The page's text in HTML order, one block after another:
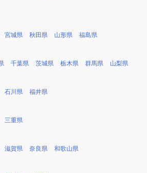
宮城県 秋田県 山形県 福島県
千葉県 茨城県 栃木県 群馬県 山梨県
石川県 福井県
三重県
滋賀県 奈良県 和歌山県